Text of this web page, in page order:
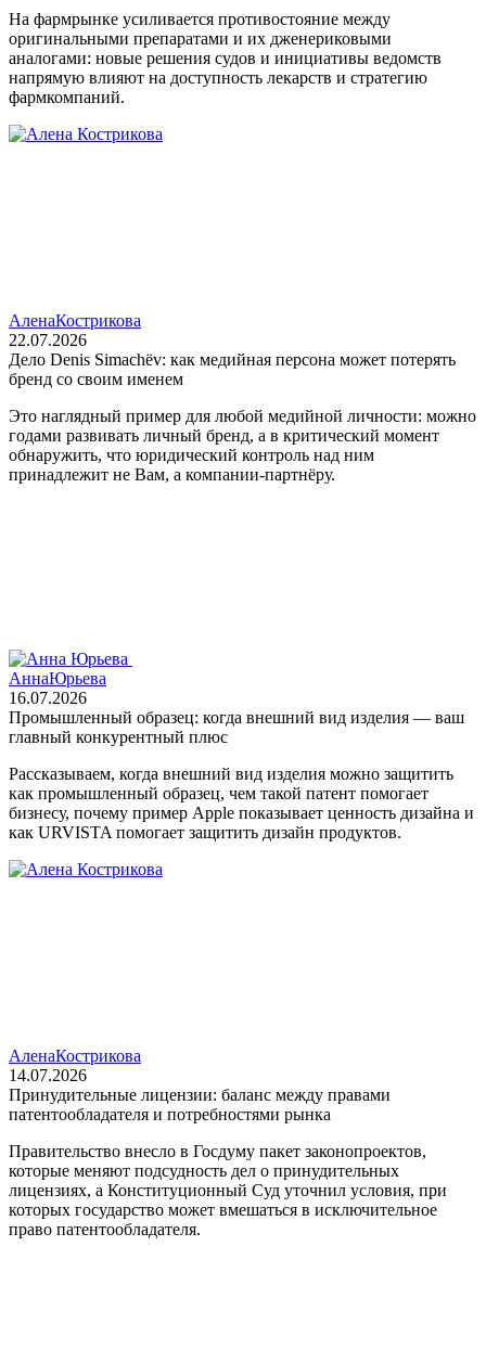
На фармрынке усиливается противостояние между
оригинальными препаратами и их дженериковыми
аналогами: новые решения судов и инициативы ведомств
напрямую влияют на доступность лекарств и стратегию
фармкомпаний.
АленаКострикова
22.07.2026
Дело Denis Simachëv: как медийная персона может потерять
бренд со своим именем
Это наглядный пример для любой медийной личности: можно
годами развивать личный бренд, а в критический момент
обнаружить, что юридический контроль над ним
принадлежит не Вам, а компании‑партнёру.
АннаЮрьева
16.07.2026
Промышленный образец: когда внешний вид изделия — ваш
главный конкурентный плюс
Рассказываем, когда внешний вид изделия можно защитить
как промышленный образец, чем такой патент помогает
бизнесу, почему пример Apple показывает ценность дизайна и
как URVISTA помогает защитить дизайн продуктов.
АленаКострикова
14.07.2026
Принудительные лицензии: баланс между правами
патентообладателя и потребностями рынка
Правительство внесло в Госдуму пакет законопроектов,
которые меняют подсудность дел о принудительных
лицензиях, а Конституционный Суд уточнил условия, при
которых государство может вмешаться в исключительное
право патентообладателя.